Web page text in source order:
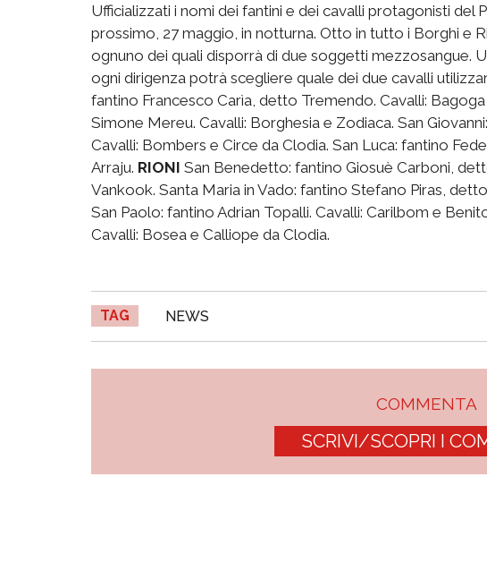
Ufficializzati i nomi dei fantini e dei cavalli protagonisti del
prossimo, 27 maggio, in notturna. Otto in tutto i Borghi e
ognuno dei quali disporrà di due soggetti mezzosangue.
ogni dirigenza potrà scegliere quale dei due cavalli
fantino Francesco Carìa, detto Tremendo. Cavalli:
Simone Mereu. Cavalli: Borghesia e Zodiaca. San
Cavalli: Bombers e Circe da Clodia. San Luca: fantino
Arraju. RIONI San Benedetto: fantino Giosuè Carboni,
Vankook. Santa Maria in Vado: fantino Stefano Piras,
San Paolo: fantino Adrian Topalli. Cavalli: Carilbom e
Cavalli: Bosea e Calliope da Clodia.
TAG NEWS
COMMENTA
SCRIVI/SCOPRI I